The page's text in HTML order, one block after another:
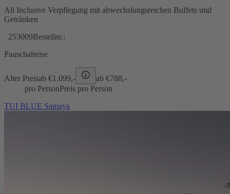
All Inclusive Verpflegung mit abwechslungsreichen Buffets und
Getränken
253009Bestellnr.:
Pauschalreise
Alter Preisab €1.099,- ab €788,-
pro PersonPreis pro Person
TUI BLUE Samaya